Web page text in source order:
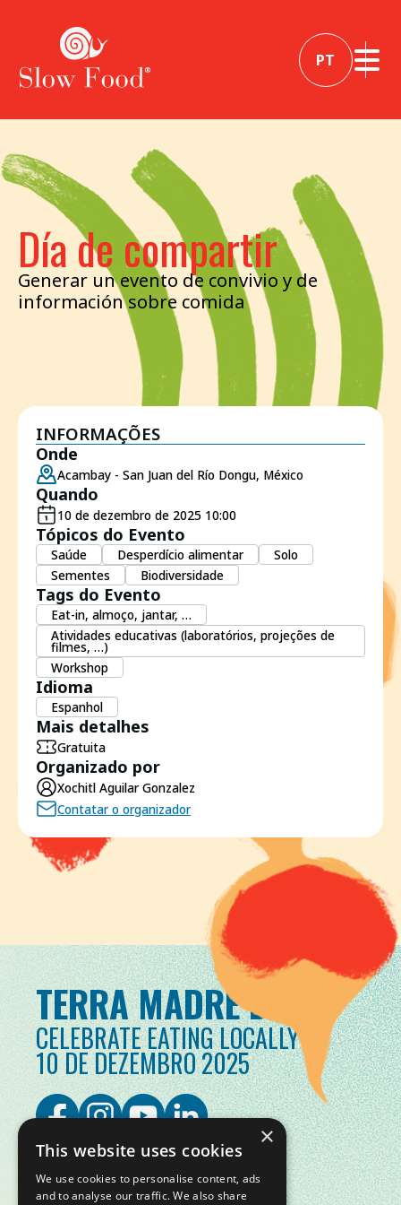
PT
Día de compartir
Generar un evento de convivio y de
información sobre comida
INFORMAÇÕES
Onde
Acambay - San Juan del Río Dongu, México
Quando
10 de dezembro de 2025 10:00
Tópicos do Evento
Saúde Desperdício alimentar
Solo
Sementes
Biodiversidade
Tags do Evento
Eat-in, almoço, jantar, …
Atividades educativas (laboratórios, projeções de
filmes, …)
Workshop
Idioma
Espanhol
Mais detalhes
Gratuita
Organizado por
Xochitl Aguilar Gonzalez
Contatar o organizador
TERRA MADRE DAY
CELEBRATE EATING LOCALLY
10 DE DEZEMBRO 2025
×
This website uses cookies
We use cookies to personalise content, ads
and to analyse our traffic. We also share